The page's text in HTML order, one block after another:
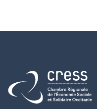
Retour à l'accueil